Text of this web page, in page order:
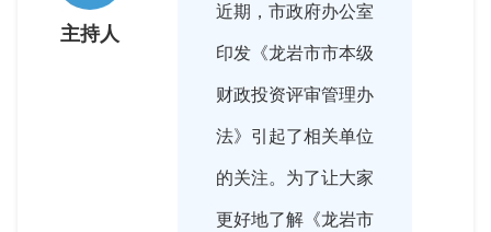
主持人
近期，市政府办公室
印发《龙岩市市本级
财政投资评审管理办
法》引起了相关单位
的关注。为了让大家
更好地了解《龙岩市